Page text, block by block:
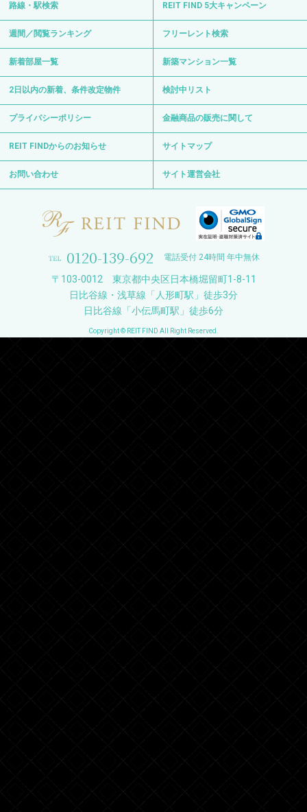
路線・駅検索 REIT FIND 5大キャンペーン
週間／閲覧ランキング フリーレント検索
新着部屋一覧 新築マンション一覧
2日以内の新着、条件改定物件 検討中リスト
プライバシーポリシー 金融商品の販売に関して
REIT FINDからのお知らせ サイトマップ
お問い合わせ サイト運営会社
0120-139-692 電話受付 24時間 年中無休
〒103-0012 東京都中央区日本橋堀留町1-8-11
日比谷線・浅草線「人形町駅」徒歩3分
日比谷線「小伝馬町駅」徒歩6分
Copyright © REIT FIND All Right Reserved.